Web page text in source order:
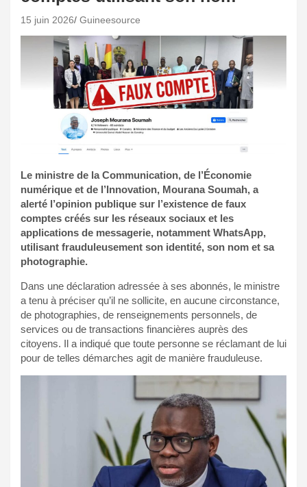
15 juin 2026 Guineesource
Le ministre de la Communication, de l’Économie
numérique et de l’Innovation, Mourana Soumah, a
alerté l’opinion publique sur l’existence de faux
comptes créés sur les réseaux sociaux et les
applications de messagerie, notamment WhatsApp,
utilisant frauduleusement son identité, son nom et sa
photographie.
Dans une déclaration adressée à ses abonnés, le ministre
a tenu à préciser qu’il ne sollicite, en aucune circonstance,
de photographies, de renseignements personnels, de
services ou de transactions financières auprès des
citoyens. Il a indiqué que toute personne se réclamant de lui
pour de telles démarches agit de manière frauduleuse.